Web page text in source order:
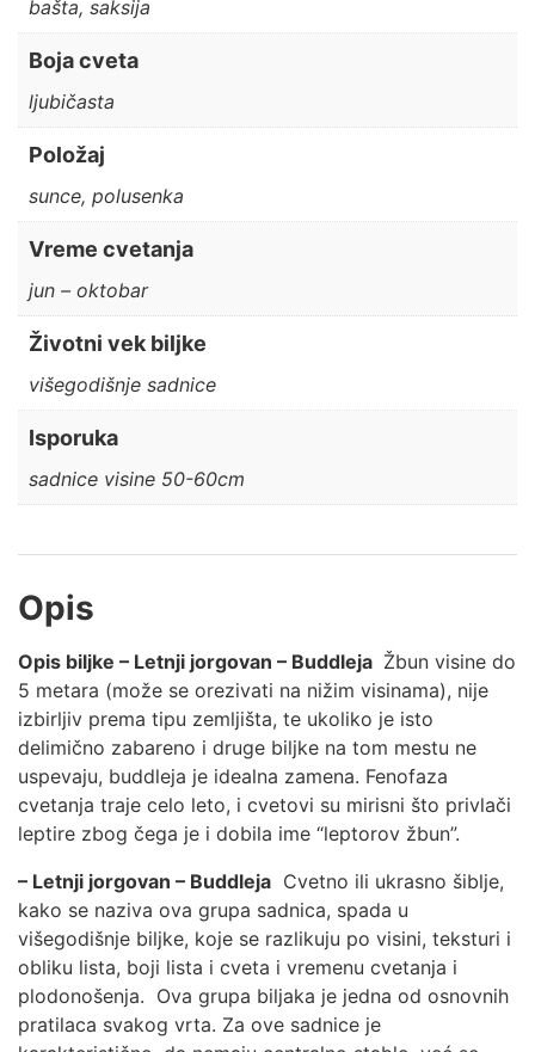
bašta, saksija
Boja cveta
ljubičasta
Položaj
sunce, polusenka
Vreme cvetanja
jun – oktobar
Životni vek biljke
višegodišnje sadnice
Isporuka
sadnice visine 50-60cm
Opis
Opis biljke – Letnji jorgovan – Buddleja Žbun visine do
5 metara (može se orezivati na nižim visinama), nije
izbirljiv prema tipu zemljišta, te ukoliko je isto
delimično zabareno i druge biljke na tom mestu ne
uspevaju, buddleja je idealna zamena. Fenofaza
cvetanja traje celo leto, i cvetovi su mirisni što privlači
leptire zbog čega je i dobila ime “leptorov žbun”.
– Letnji jorgovan – Buddleja Cvetno ili ukrasno šiblje,
kako se naziva ova grupa sadnica, spada u
višegodišnje biljke, koje se razlikuju po visini, teksturi i
obliku lista, boji lista i cveta i vremenu cvetanja i
plodonošenja. Ova grupa biljaka je jedna od osnovnih
pratilaca svakog vrta. Za ove sadnice je